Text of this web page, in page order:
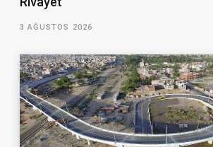
3 AĞUSTOS 2026